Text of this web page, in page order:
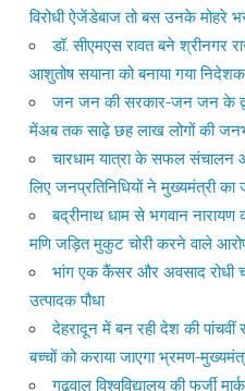
विरोधी ऐजेंडेबाज तो बस उनके मोहरे
डॉ. सीएमएस रावत बने श्रीनगर
आशुतोष सयाना को बनाया गया निदेशक
जन जन की सरकार-जन जन के
मेंअब तक साढ़े छह लाख लोगों की
चारधाम यात्रा के सफल संचालन
लिए जनप्रतिनिधियों ने मुख्यमंत्री का
बद्रीनाथ धाम से भगवान
मणि जड़ित मुकुट चोरी करने वाले
भांग एक कैंसर और अवसाद रोधी
उत्पादक पौधा
देहरादून में बन रही देश की
बच्चों को कराया जाएगा भ्रमण-
गढ़वाल विश्वविद्यालय की फर्जी